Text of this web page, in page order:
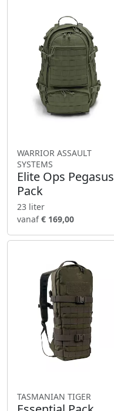
WARRIOR ASSAULT
SYSTEMS
Elite Ops Pegasus
Pack
23 liter
vanaf€ 169,00
TASMANIAN TIGER